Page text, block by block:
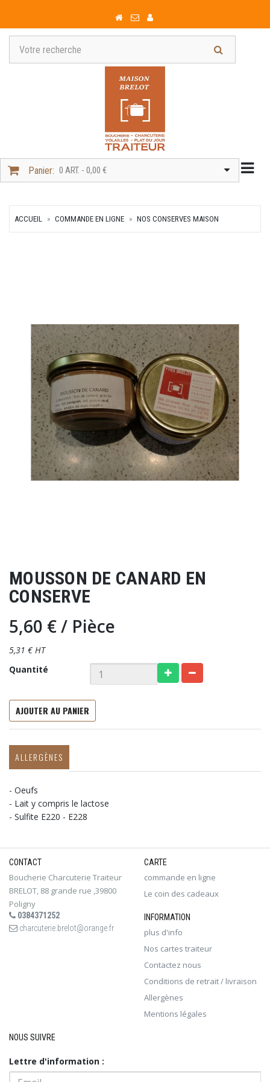
Panier: 0 ART. - 0,00 €
ACCUEIL COMMANDE EN LIGNE NOS CONSERVES MAISON
MOUSSON DE CANARD EN
CONSERVE
5,60 €/ Pièce
5,31 € HT
Quantité
AJOUTER AU PANIER
ALLERGÈNES
- Oeufs
- Lait y compris le lactose
- Sulfite E220 - E228
CONTACT
Boucherie Charcuterie Traiteur
BRELOT, 88 grande rue ,39800
Poligny
0384371252
charcuterie.brelot@orange.fr
CARTE
commande en ligne
Le coin des cadeaux
INFORMATION
plus d'info
Nos cartes traiteur
Contactez nous
Conditions de retrait / livraison
Allergènes
Mentions légales
NOUS SUIVRE
Lettre d'information :